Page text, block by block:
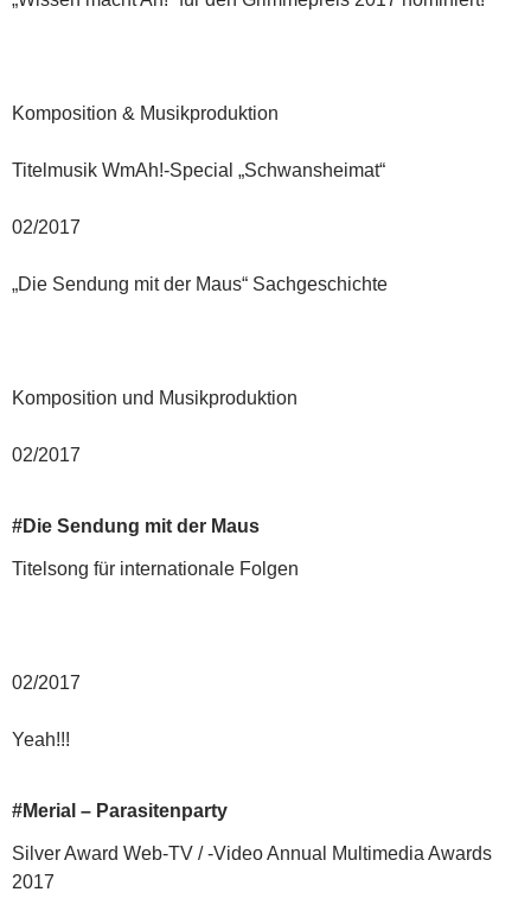
Komposition & Musikproduktion
Titelmusik WmAh!-Special „Schwansheimat“
02/2017
„Die Sendung mit der Maus“ Sachgeschichte
Komposition und Musikproduktion
02/2017
#Die Sendung mit der Maus
Titelsong für internationale Folgen
02/2017
Yeah!!!
#Merial – Parasitenparty
Silver Award Web-TV / -Video Annual Multimedia Awards
2017